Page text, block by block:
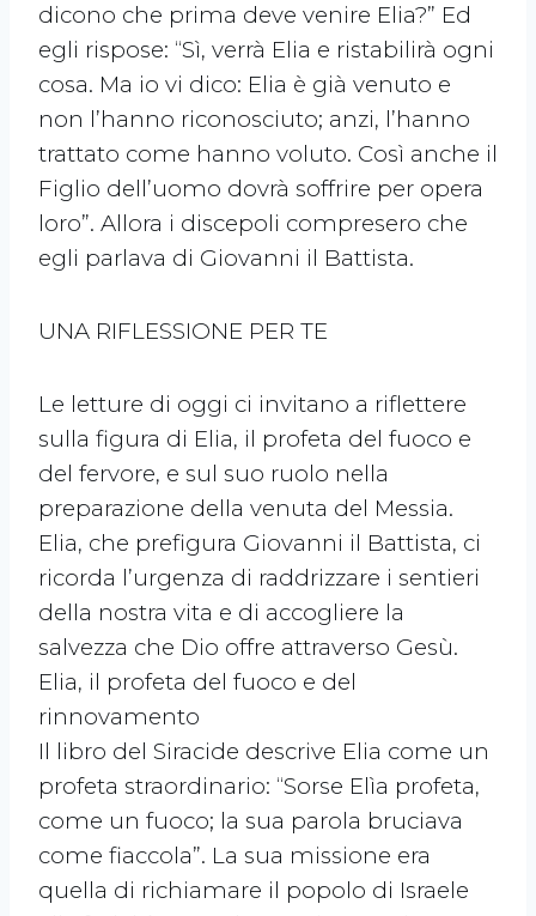
dicono che prima deve venire Elia?” Ed
egli rispose: “Sì, verrà Elia e ristabilirà ogni
cosa. Ma io vi dico: Elia è già venuto e
non l’hanno riconosciuto; anzi, l’hanno
trattato come hanno voluto. Così anche il
Figlio dell’uomo dovrà soffrire per opera
loro”. Allora i discepoli compresero che
egli parlava di Giovanni il Battista.
UNA RIFLESSIONE PER TE
Le letture di oggi ci invitano a riflettere
sulla figura di Elia, il profeta del fuoco e
del fervore, e sul suo ruolo nella
preparazione della venuta del Messia.
Elia, che prefigura Giovanni il Battista, ci
ricorda l’urgenza di raddrizzare i sentieri
della nostra vita e di accogliere la
salvezza che Dio offre attraverso Gesù.
Elia, il profeta del fuoco e del
rinnovamento
Il libro del Siracide descrive Elia come un
profeta straordinario: “Sorse Elìa profeta,
come un fuoco; la sua parola bruciava
come fiaccola”. La sua missione era
quella di richiamare il popolo di Israele